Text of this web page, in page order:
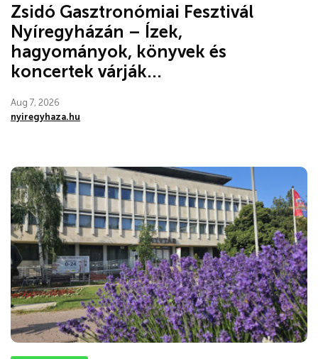
Zsidó Gasztronómiai Fesztivál
Nyíregyházán – Ízek,
hagyományok, könyvek és
koncertek várják...
Aug 7, 2026
nyiregyhaza.hu